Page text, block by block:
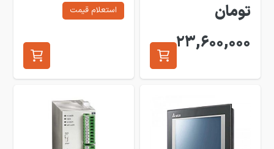
تومان
23,600,000
استعلام قیمت